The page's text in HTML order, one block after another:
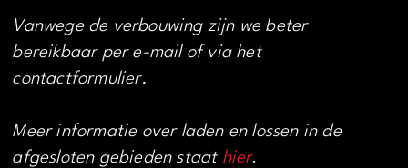
Vanwege de verbouwing zijn we beter
bereikbaar per e-mail of via het
contactformulier.
Meer informatie over laden en lossen in de
afgesloten gebieden staat hier.